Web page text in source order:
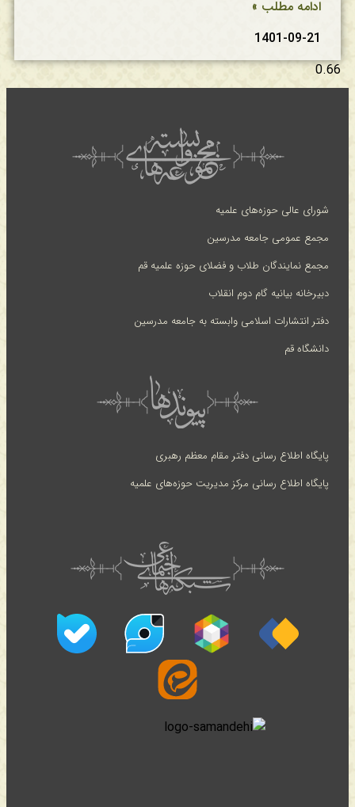
ادامه مطلب »
1401-09-21
شورای عالی حوزه‌های علمیه
مجمع عمومی جامعه مدرسین
مجمع نمایندگان طلاب و فضلای حوزه علمیه قم
دبیرخانه بیانیه گام دوم انقلاب
دفتر انتشارات اسلامی وابسته به جامعه مدرسین
دانشگاه قم
پایگاه اطلاع رسانی دفتر مقام معظم رهبری
پایگاه اطلاع رسانی مرکز مدیریت حوزه‌های علمیه